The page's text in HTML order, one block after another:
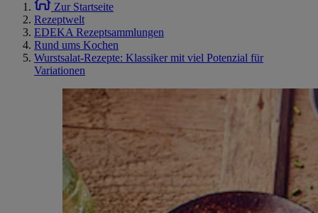
Zur Startseite
Rezeptwelt
EDEKA Rezeptsammlungen
Rund ums Kochen
Wurstsalat-Rezepte: Klassiker mit viel Potenzial für
Variationen